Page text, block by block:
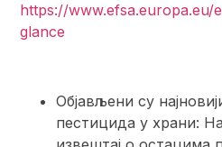
https://www.efsa.europa.eu/
glance
Објављени су
пестицида у храни: